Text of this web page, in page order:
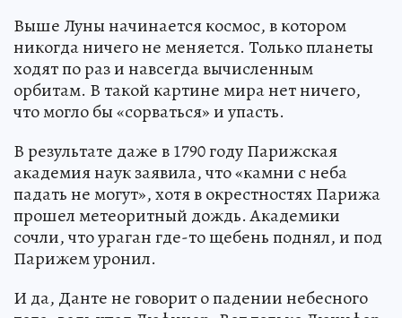
Выше Луны начинается космос, в котором
никогда ничего не меняется. Только планеты
ходят по раз и навсегда вычисленным
орбитам. В такой картине мира нет ничего,
что могло бы «сорваться» и упасть.
В результате даже в 1790 году Парижская
академия наук заявила, что «камни с неба
падать не могут», хотя в окрестностях Парижа
прошел метеоритный дождь. Академики
сочли, что ураган где-то щебень поднял, и под
Парижем уронил.
И да, Данте не говорит о падении небесного